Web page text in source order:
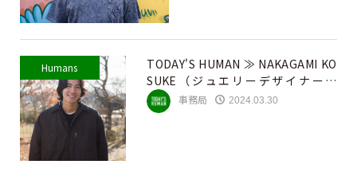
Humans
TODAY'S HUMAN ≫ NAKAGAMI KO
SUKE（ジュエリーデザイナー）
——“運命”を感じ...
事務局 2024.03.30